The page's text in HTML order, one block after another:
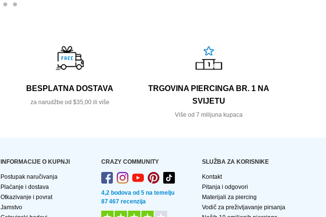
BESPLATNA DOSTAVA
za narudžbe od $35,00 ili više
TRGOVINA PIERCINGA BR. 1 NA
SVIJETU
Više od 7 milijuna kupaca
INFORMACIJE O KUPNJI
Postupak naručivanja
Plaćanje i dostava
Otkazivanje i povrat
Jamstvo
CRAZY COMMUNITY
4,2 bodova od 5 na temelju
87 467 recenzija
SLUŽBA ZA KORISNIKE
Kontakt
Pitanja i odgovori
Materijali za piercing
Vodič za preživljavanje pirsanja